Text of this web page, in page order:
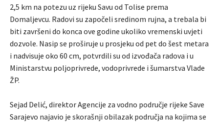
2,5 km na potezu uz rijeku Savu od Tolise prema
Domaljevcu. Radovi su započeli sredinom rujna, a trebala bi
biti završeni do konca ove godine ukoliko vremenski uvjeti
dozvole. Nasip se proširuje u prosjeku od pet do šest metara
i nadvisuje oko 60 cm, potvrdili su od izvođača radova i u
Ministarstvu poljoprivrede, vodoprivrede i šumarstva Vlade
ŽP.
Sejad Delić, direktor Agencije za vodno područje rijeke Save
Sarajevo najavio je skorašnji obilazak područja na kojima se